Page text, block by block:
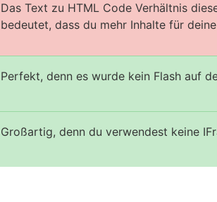
Das Text zu HTML Code Verhältnis
bedeutet, dass du mehr Inhalte für
Perfekt, denn es wurde kein Flash auf
Großartig, denn du verwendest keine